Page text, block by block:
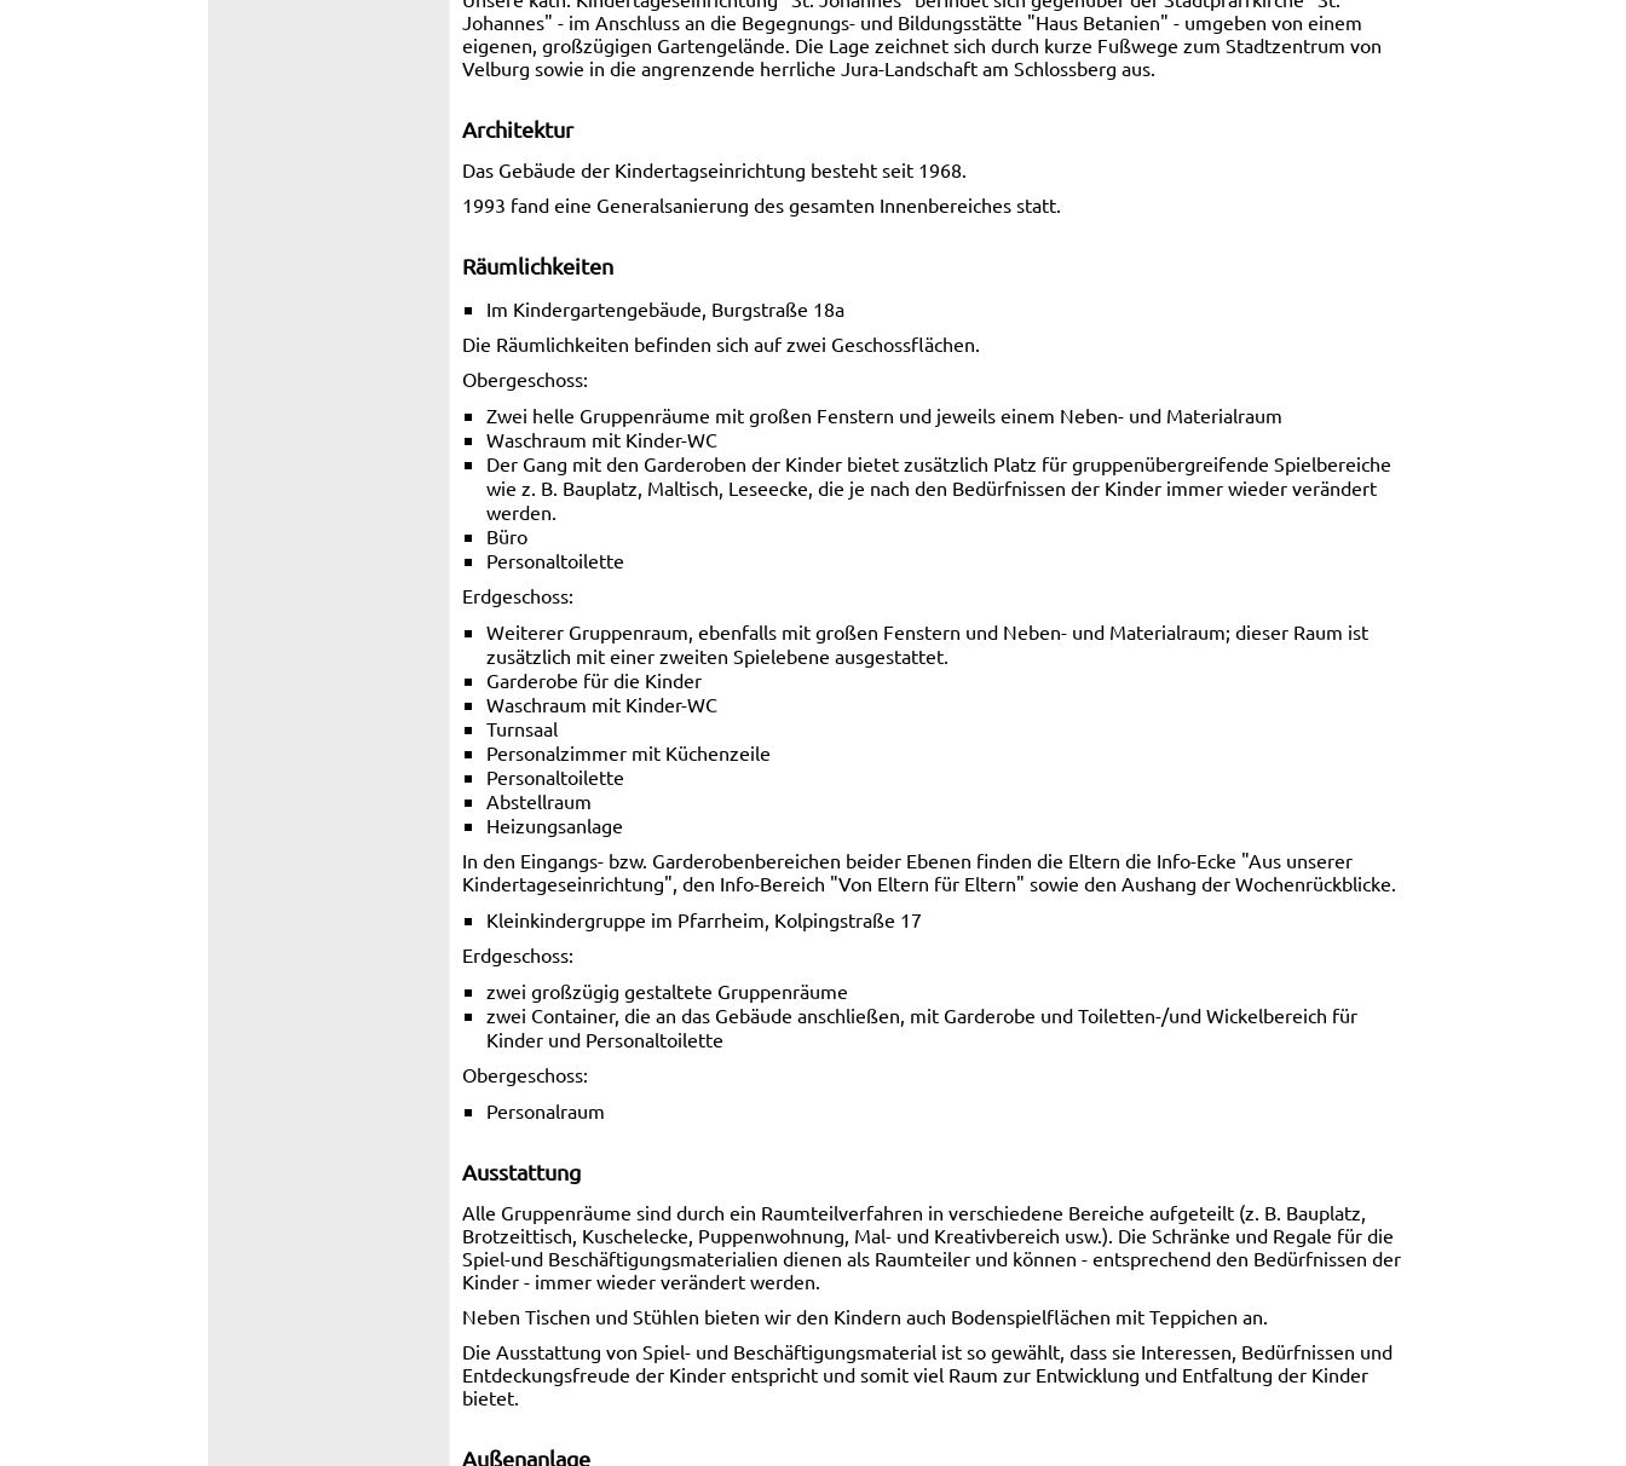
Johannes" - im Anschluss an die Begegnungs- und Bildungsstätte "Haus Betanien" - umgeben von einem
eigenen, großzügigen Gartengelände. Die Lage zeichnet sich durch kurze Fußwege zum Stadtzentrum von
Velburg sowie in die angrenzende herrliche Jura-Landschaft am Schlossberg aus.
Architektur
Das Gebäude der Kindertagseinrichtung besteht seit 1968.
1993 fand eine Generalsanierung des gesamten Innenbereiches statt.
Räumlichkeiten
Im Kindergartengebäude, Burgstraße 18a
Die Räumlichkeiten befinden sich auf zwei Geschossflächen.
Obergeschoss:
Zwei helle Gruppenräume mit großen Fenstern und jeweils einem Neben- und Materialraum
Waschraum mit Kinder-WC
Der Gang mit den Garderoben der Kinder bietet zusätzlich Platz für gruppenübergreifende Spielbereiche
wie z. B. Bauplatz, Maltisch, Leseecke, die je nach den Bedürfnissen der Kinder immer wieder verändert
werden.
Büro
Personaltoilette
Erdgeschoss:
Weiterer Gruppenraum, ebenfalls mit großen Fenstern und Neben- und Materialraum; dieser Raum ist
zusätzlich mit einer zweiten Spielebene ausgestattet.
Garderobe für die Kinder
Waschraum mit Kinder-WC
Turnsaal
Personalzimmer mit Küchenzeile
Personaltoilette
Abstellraum
Heizungsanlage
In den Eingangs- bzw. Garderobenbereichen beider Ebenen finden die Eltern die Info-Ecke "Aus unserer
Kindertageseinrichtung", den Info-Bereich "Von Eltern für Eltern" sowie den Aushang der Wochenrückblicke.
Kleinkindergruppe im Pfarrheim, Kolpingstraße 17
Erdgeschoss:
zwei großzügig gestaltete Gruppenräume
zwei Container, die an das Gebäude anschließen, mit Garderobe und Toiletten-/und Wickelbereich für
Kinder und Personaltoilette
Obergeschoss:
Personalraum
Ausstattung
Alle Gruppenräume sind durch ein Raumteilverfahren in verschiedene Bereiche aufgeteilt (z. B. Bauplatz,
Brotzeittisch, Kuschelecke, Puppenwohnung, Mal- und Kreativbereich usw.). Die Schränke und Regale für die
Spiel-und Beschäftigungsmaterialien dienen als Raumteiler und können - entsprechend den Bedürfnissen der
Kinder - immer wieder verändert werden.
Neben Tischen und Stühlen bieten wir den Kindern auch Bodenspielflächen mit Teppichen an.
Die Ausstattung von Spiel- und Beschäftigungsmaterial ist so gewählt, dass sie Interessen, Bedürfnissen und
Entdeckungsfreude der Kinder entspricht und somit viel Raum zur Entwicklung und Entfaltung der Kinder
bietet.
Außenanlage